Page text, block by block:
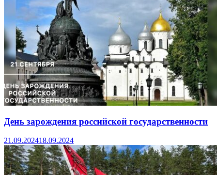
День зарождения российской государственности
21.09.202418.09.2024